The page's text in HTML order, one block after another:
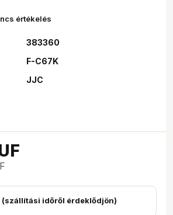
értékelés
383360
F-C67K
JJC
(szállítási időről érdeklődjön)